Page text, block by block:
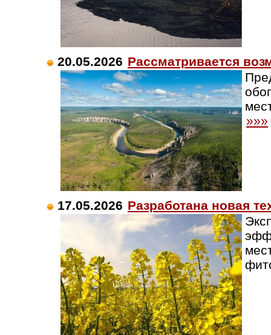
20.05.2026 Рассматривается
»»»
17.05.2026 Разработана новая